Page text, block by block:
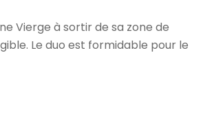
Vierge à sortir de sa zone de
Le duo est formidable pour le